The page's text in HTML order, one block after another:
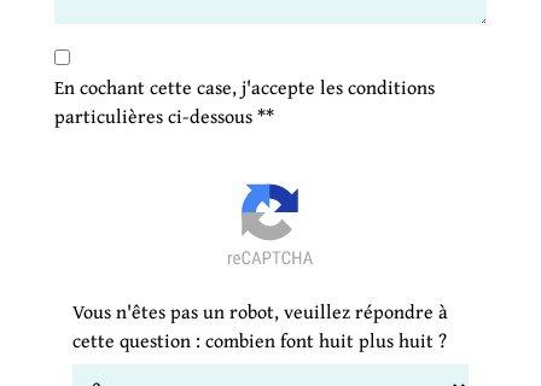
En cochant cette case, j'accepte les conditions
particulières ci-dessous **
Vous n'êtes pas un robot, veuillez répondre à
cette question : combien font huit plus huit ?